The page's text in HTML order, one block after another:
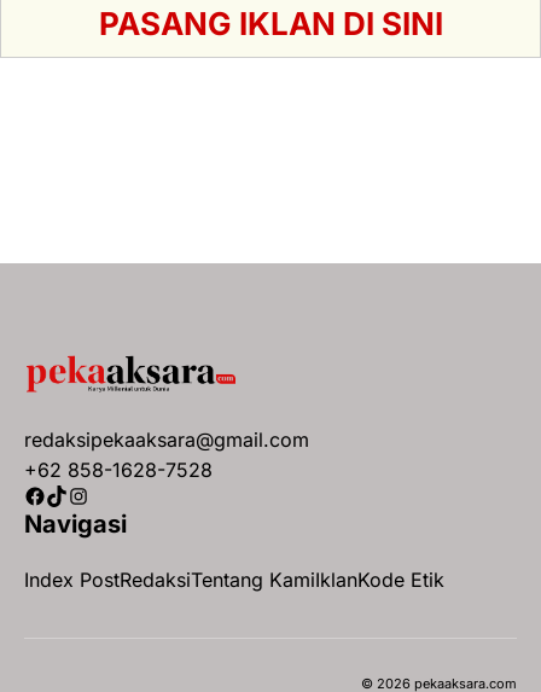
PASANG IKLAN DI SINI
redaksipekaaksara@gmail.com
+62 858-1628-7528
Facebook
TikTok
Instagram
Navigasi
Index PostRedaksiTentang KamiIklanKode Etik
© 2026 pekaaksara.com